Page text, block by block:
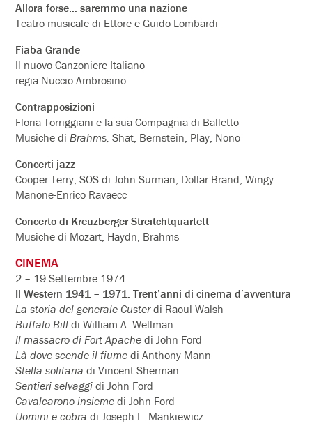
Allora forse… saremmo una nazione
Teatro musicale di Ettore e Guido Lombardi
Fiaba Grande
Il nuovo Canzoniere Italiano
regia Nuccio Ambrosino
Contrapposizioni
Floria Torriggiani e la sua Compagnia di Balletto
Musiche diBrahms,Shat, Bernstein, Play, Nono
Concerti jazz
Cooper Terry, SOS di John Surman, Dollar Brand, Wingy
Manone-Enrico Ravaecc
Concerto di Kreuzberger Streitchtquartett
Musiche di Mozart, Haydn, Brahms
CINEMA
2 – 19 Settembre 1974
Il Western 1941 – 1971. Trent’anni di cinema d’avventura
La storia del generale Custerdi Raoul Walsh
Buffalo Bill di William A. Wellman
Il massacro di Fort Apache di John Ford
Là dove scende il fiume di Anthony Mann
Stella solitaria di Vincent Sherman
Sentieri selvaggi di John Ford
Cavalcarono insieme di John Ford
Uomini e cobra di Joseph L. Mankiewicz